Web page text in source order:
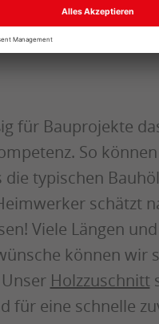
seiner
und Feder und ist
für Bauprojekte
So
typischen
schätzt
Viele Längen
können wir
Holzzuschnitt
für eine schnelle